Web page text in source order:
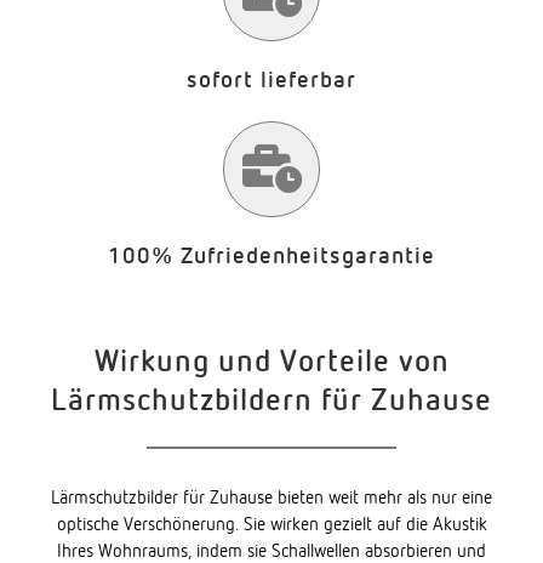
sofort lieferbar
100% Zufriedenheitsgarantie
Wirkung und Vorteile von
Lärmschutzbildern für Zuhause
Lärmschutzbilder für Zuhause bieten weit mehr als nur eine
optische Verschönerung. Sie wirken gezielt auf die Akustik
Ihres Wohnraums, indem sie Schallwellen absorbieren und